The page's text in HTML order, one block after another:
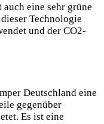
eine sehr grüne
Technologie
und der CO2-
Deutschland eine
gegenüber
Es ist eine